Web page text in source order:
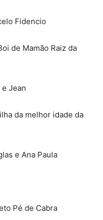
Fidencio
de Mamão Raiz da
Jean
da melhor idade da
e Ana Paula
Pé de Cabra